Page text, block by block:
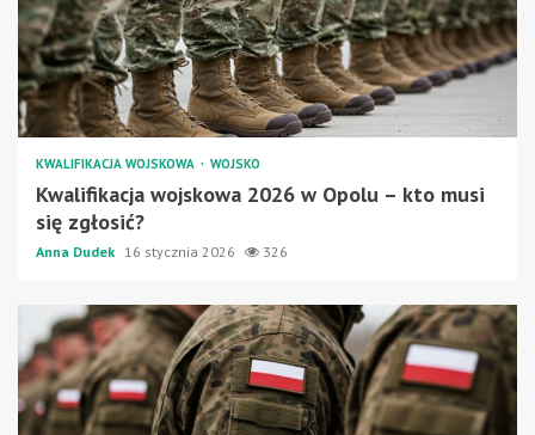
KWALIFIKACJA WOJSKOWA WOJSKO
Kwalifikacja wojskowa 2026 w Opolu – kto musi
się zgłosić?
Anna Dudek 16 stycznia 2026 326